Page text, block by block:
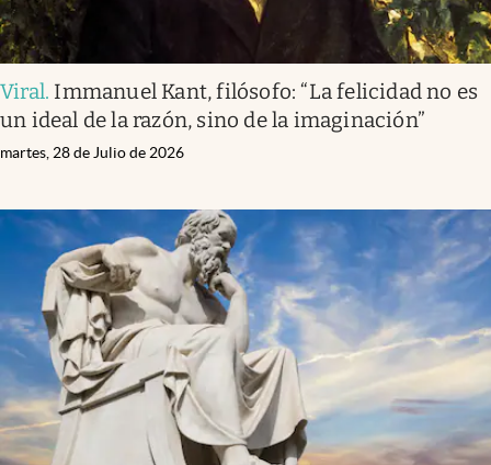
Viral. Immanuel Kant, filósofo: “La felicidad no es
un ideal de la razón, sino de la imaginación”
martes, 28 de Julio de 2026